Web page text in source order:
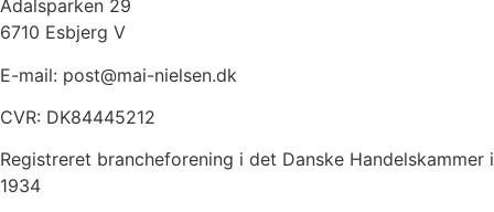
Ådalsparken 29
6710 Esbjerg V
E-mail: post@mai-nielsen.dk
CVR: DK84445212
Registreret brancheforening i det Danske Handelskammer i
1934